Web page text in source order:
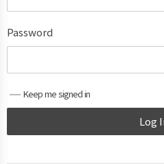
Password
Keep me signed in
Log